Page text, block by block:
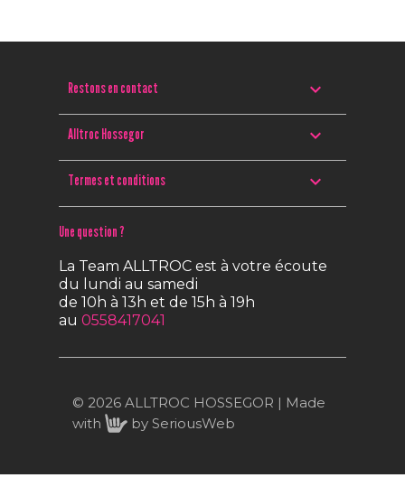
Restons en contact 
Alltroc Hossegor 
Termes et conditions 
Une question ?
La Team ALLTROC est à votre écoute
du lundi au samedi
de 10h à 13h et de 15h à 19h
au 0558417041
© 2026 ALLTROC HOSSEGOR | Made
with
by SeriousWeb